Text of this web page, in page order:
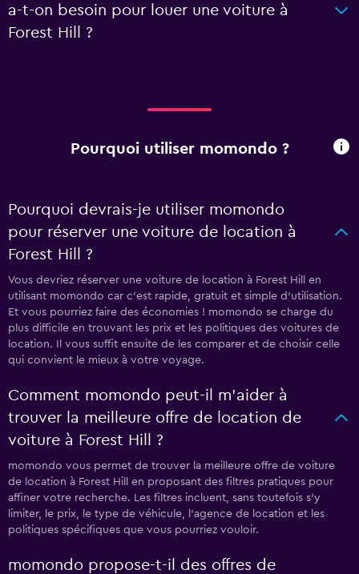
a-t-on besoin pour louer une voiture à
Forest Hill ?
Pourquoi utiliser momondo ?
Pourquoi devrais-je utiliser momondo
pour réserver une voiture de location à
Forest Hill ?
Vous devriez réserver une voiture de location à Forest Hill en
utilisant momondo car c'est rapide, gratuit et simple d'utilisation.
Et vous pourriez faire des économies ! momondo se charge du
plus difficile en trouvant les prix et les politiques des voitures de
location. Il vous suffit ensuite de les comparer et de choisir celle
qui convient le mieux à votre voyage.
Comment momondo peut-il m’aider à
trouver la meilleure offre de location de
voiture à Forest Hill ?
momondo vous permet de trouver la meilleure offre de voiture
de location à Forest Hill en proposant des filtres pratiques pour
affiner votre recherche. Les filtres incluent, sans toutefois s'y
limiter, le prix, le type de véhicule, l'agence de location et les
politiques spécifiques que vous pourriez vouloir.
momondo propose-t-il des offres de